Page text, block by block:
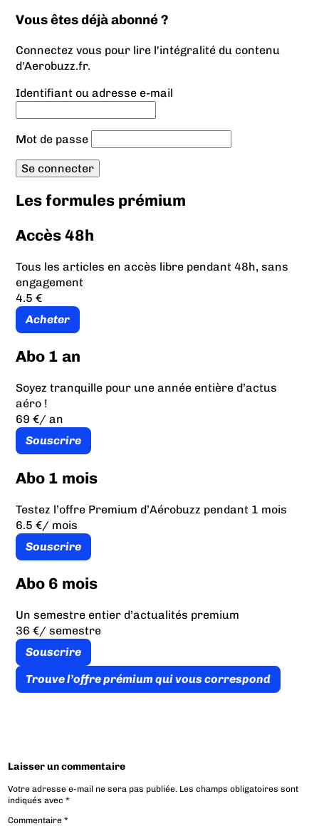
Vous êtes déjà abonné ?
Connectez vous pour lire l'intégralité du contenu
d'Aerobuzz.fr.
Identifiant ou adresse e-mail
Mot de passe
Les formules prémium
Accès 48h
Tous les articles en accès libre pendant 48h, sans
engagement
4.5 €
Acheter
Abo 1 an
Soyez tranquille pour une année entière d’actus
aéro !
69 €/ an
Souscrire
Abo 1 mois
Testez l’offre Premium d’Aérobuzz pendant 1 mois
6.5 €/ mois
Souscrire
Abo 6 mois
Un semestre entier d’actualités premium
36 €/ semestre
Souscrire
Trouve l’offre prémium qui vous correspond
Laisser un commentaire
Votre adresse e-mail ne sera pas publiée. Les champs obligatoires sont
indiqués avec*
Commentaire*